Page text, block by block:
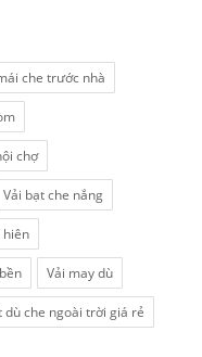
che trước nhà
chợ
Vải bạt che nắng
hiên
Vải may dù
dù che ngoài trời giá rẻ